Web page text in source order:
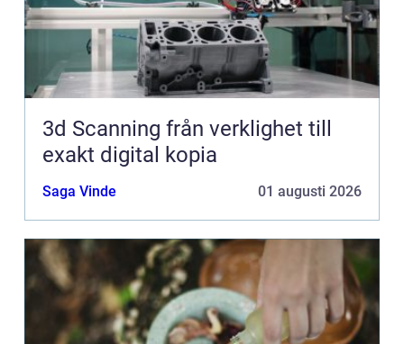
3d Scanning från verklighet till
exakt digital kopia
Saga Vinde 01 augusti 2026